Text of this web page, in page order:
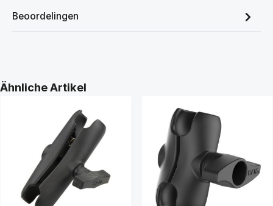
Beoordelingen
Productgalerij overslaan
Ähnliche Artikel